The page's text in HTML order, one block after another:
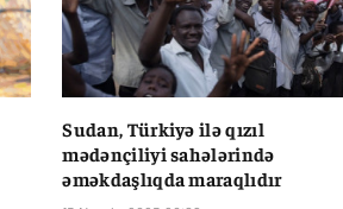
Sudan, Türkiyə ilə qızıl
mədənçiliyi sahələrində
əməkdaşlıqda maraqlıdır